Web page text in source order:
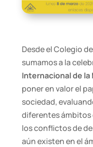
Desde el Colegio
sumamos a la
Internacional de la
poner en valor el
sociedad,
diferentes ámbitos
los conflictos de
aún existen en el